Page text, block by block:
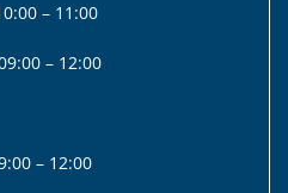
– 11:00
– 12:00
– 12:00